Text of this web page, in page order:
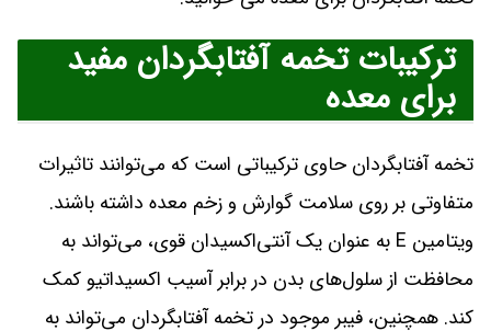
ترکیبات تخمه آفتابگردان مفید
برای معده
تخمه آفتابگردان حاوی ترکیباتی است که می‌توانند تاثیرات
متفاوتی بر روی سلامت گوارش و زخم معده داشته باشند.
ویتامین E به عنوان یک آنتی‌اکسیدان قوی، می‌تواند به
محافظت از سلول‌های بدن در برابر آسیب اکسیداتیو کمک
کند. همچنین، فیبر موجود در تخمه آفتابگردان می‌تواند به